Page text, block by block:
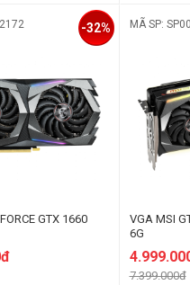
GTX 1660
-32% MÃ SP:
VGA MSI
6G
7.399.000đ